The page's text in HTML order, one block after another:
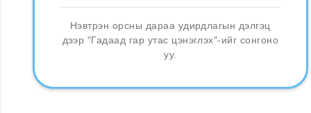
Нэвтрэн орсны дараа удирдлагын дэлгэц
дээр "Гадаад гар утас цэнэглэх"-ийг сонгоно
уу.